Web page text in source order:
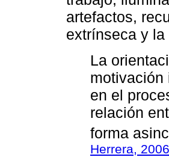
artefactos,
extrínseca y
La
motivación
en el
relación
forma
Herrera, 2006